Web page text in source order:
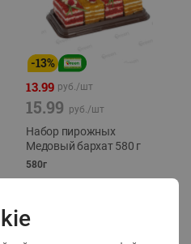
-13%
13.99 руб./шт
15.99 руб./шт
Набор пирожных
Медовый бархат 580 г
580г